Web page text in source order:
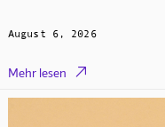
August 6, 2026
Mehr lesen 